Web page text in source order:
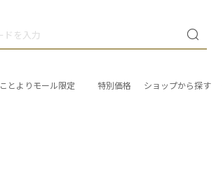
ことよりモール限定 特別価格 ショップから探す